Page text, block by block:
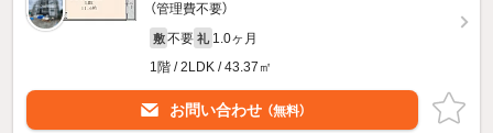
（管理費不要）
敷 不要 礼 1.0ヶ月
1階 / 2LDK / 43.37㎡
お問い合わせ （無料）